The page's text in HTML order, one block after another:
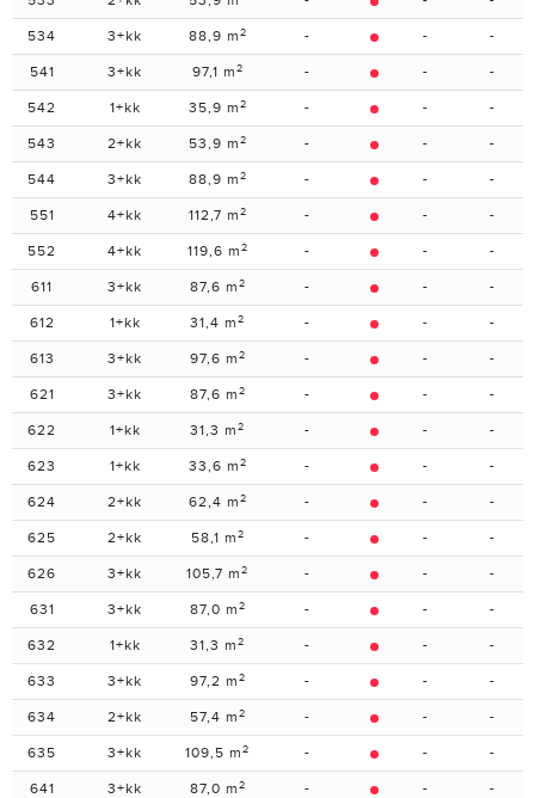
534 3+kk 88,9 m2 - - -
541 3+kk 97,1 m2 - - -
542 1+kk 35,9 m2 - - -
543 2+kk 53,9 m2 - - -
544 3+kk 88,9 m2 - - -
551 4+kk 112,7 m2 - - -
552 4+kk 119,6 m2 - - -
611 3+kk 87,6 m2 - - -
612 1+kk 31,4 m2 - - -
613 3+kk 97,6 m2 - - -
621 3+kk 87,6 m2 - - -
622 1+kk 31,3 m2 - - -
623 1+kk 33,6 m2 - - -
624 2+kk 62,4 m2 - - -
625 2+kk 58,1 m2 - - -
626 3+kk 105,7 m2 - - -
631 3+kk 87,0 m2 - - -
632 1+kk 31,3 m2 - - -
633 3+kk 97,2 m2 - - -
634 2+kk 57,4 m2 - - -
635 3+kk 109,5 m2 - - -
641 3+kk 87,0 m2 - - -